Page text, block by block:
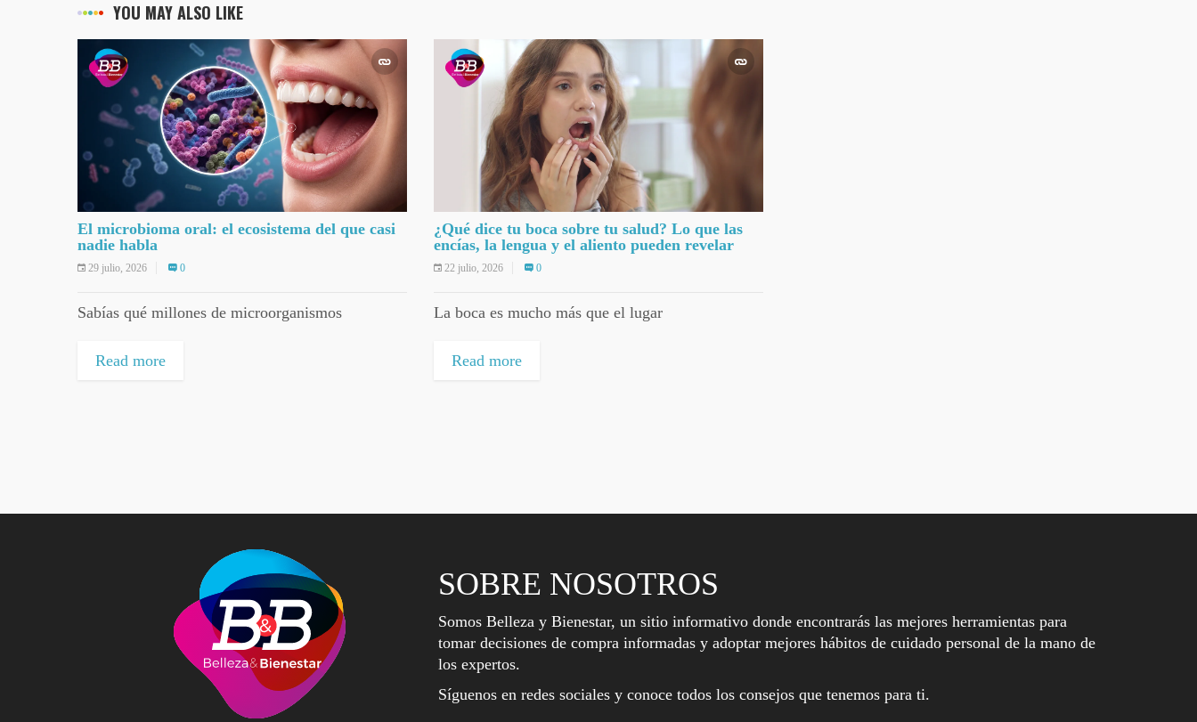
YOU MAY ALSO LIKE
El microbioma oral: el ecosistema del que casi
nadie habla
29 julio, 2026 0
Sabías qué millones de microorganismos
Read more
¿Qué dice tu boca sobre tu salud? Lo que las
encías, la lengua y el aliento pueden revelar
22 julio, 2026 0
La boca es mucho más que el lugar
Read more
SOBRE NOSOTROS
Somos Belleza y Bienestar, un sitio informativo donde encontrarás las mejores herramientas para
tomar decisiones de compra informadas y adoptar mejores hábitos de cuidado personal de la mano de
los expertos.
Síguenos en redes sociales y conoce todos los consejos que tenemos para ti.